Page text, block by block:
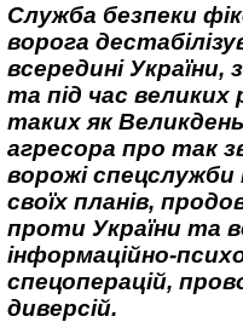
Служба безпеки
ворога
всередині України,
та під час великих
таких як
агресора про так
ворожі спецслужби
своїх планів,
проти України та
інформаційно-
спецоперацій,
диверсій.